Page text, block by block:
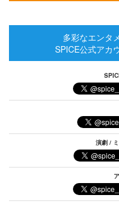
多彩なエンタ
SPICE公式アカ
演劇 /